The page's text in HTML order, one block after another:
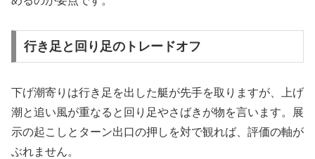
行き足と回り足のトレードオフ
下げ潮寄りは行き足を出した艇が先手を取りますが、上げ
潮と追い風が重なると回り足やさばきが物を言います。展
示の起こしとターン出口の押しを対で観れば、評価の軸が
ぶれません。